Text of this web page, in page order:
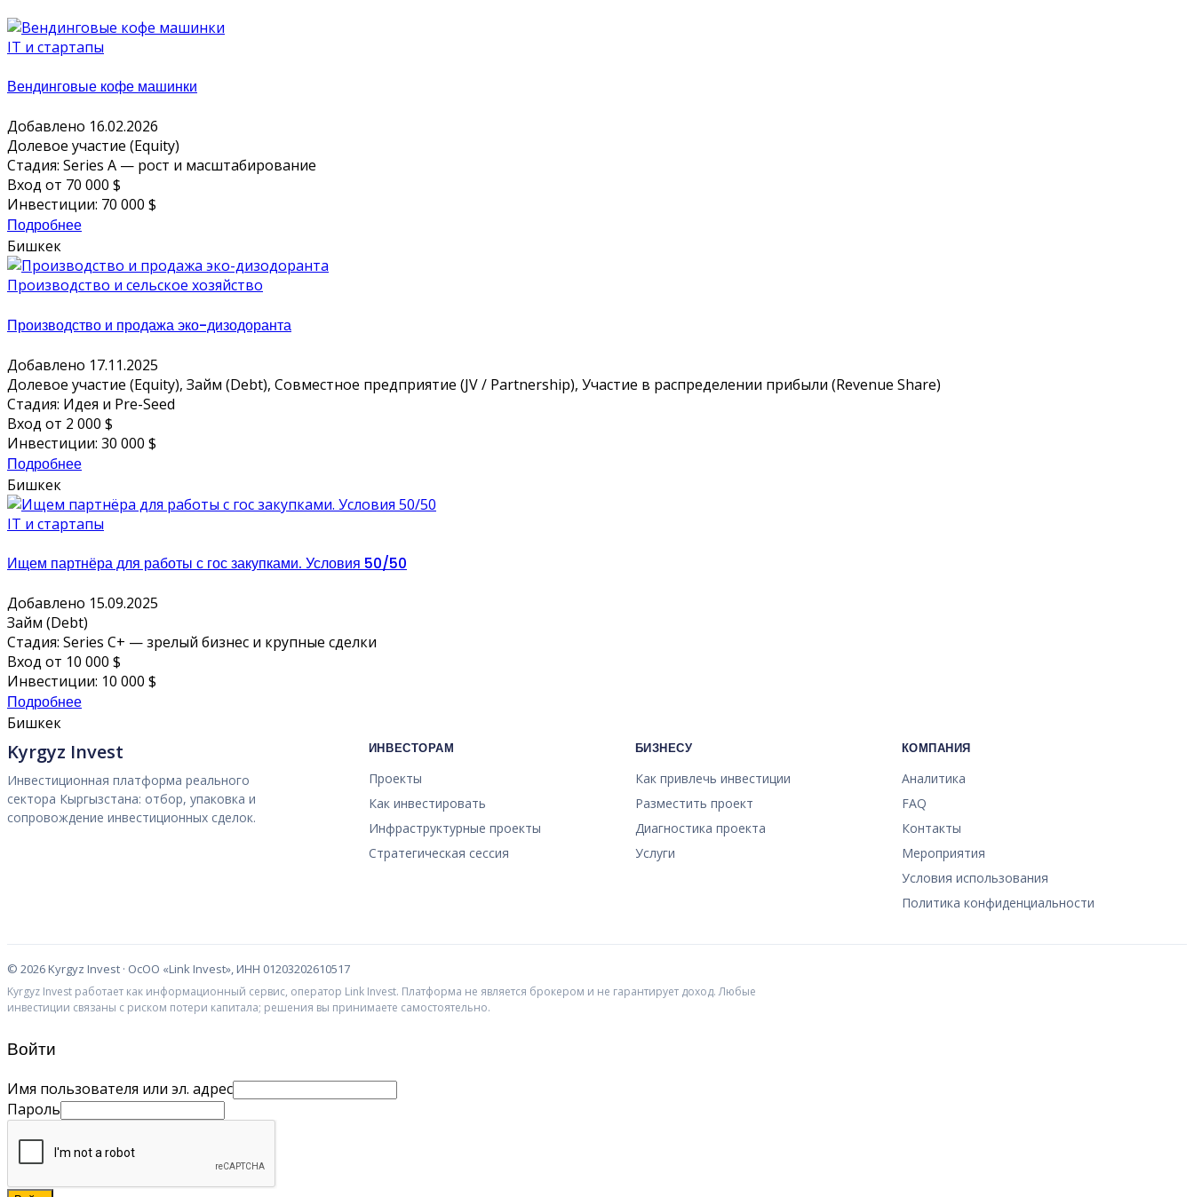
IT и стартапы
Вендинговые кофе машинки
Добавлено 16.02.2026
Долевое участие (Equity)
Стадия: Series A — рост и масштабирование
Вход от 70 000 $
Инвестиции: 70 000 $
Подробнее
Бишкек
Производство и сельское хозяйство
Производство и продажа эко-дизодоранта
Добавлено 17.11.2025
Долевое участие (Equity), Займ (Debt), Совместное предприятие (JV / Partnership), Участие в распределении прибыли (Revenue Share)
Стадия: Идея и Pre-Seed
Вход от 2 000 $
Инвестиции: 30 000 $
Подробнее
Бишкек
IT и стартапы
Ищем партнёра для работы с гос закупками. Условия 50/50
Добавлено 15.09.2025
Займ (Debt)
Стадия: Series C+ — зрелый бизнес и крупные сделки
Вход от 10 000 $
Инвестиции: 10 000 $
Подробнее
Бишкек
Kyrgyz Invest
Инвестиционная платформа реального
сектора Кыргызстана: отбор, упаковка и
сопровождение инвестиционных сделок.
ИНВЕСТОРАМ
Проекты
Как инвестировать
Инфраструктурные проекты
Стратегическая сессия
БИЗНЕСУ
Как привлечь инвестиции
Разместить проект
Диагностика проекта
Услуги
КОМПАНИЯ
Аналитика
FAQ
Контакты
Мероприятия
Условия использования
Политика конфиденциальности
© 2026 Kyrgyz Invest · ОсОО «Link Invest», ИНН 01203202610517
Kyrgyz Invest работает как информационный сервис, оператор Link Invest. Платформа не является брокером и не гарантирует доход. Любые
инвестиции связаны с риском потери капитала; решения вы принимаете самостоятельно.
Войти
Имя пользователя или эл. адрес
Пароль